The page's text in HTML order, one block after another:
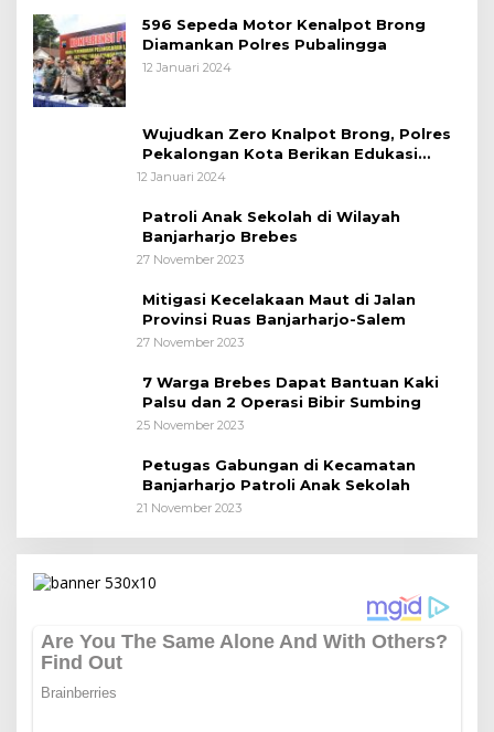
596 Sepeda Motor Kenalpot Brong
Diamankan Polres Pubalingga
12 Januari 2024
Wujudkan Zero Knalpot Brong, Polres
Pekalongan Kota Berikan Edukasi
Kepada Pelajar
12 Januari 2024
Patroli Anak Sekolah di Wilayah
Banjarharjo Brebes
27 November 2023
Mitigasi Kecelakaan Maut di Jalan
Provinsi Ruas Banjarharjo-Salem
27 November 2023
7 Warga Brebes Dapat Bantuan Kaki
Palsu dan 2 Operasi Bibir Sumbing
25 November 2023
Petugas Gabungan di Kecamatan
Banjarharjo Patroli Anak Sekolah
21 November 2023